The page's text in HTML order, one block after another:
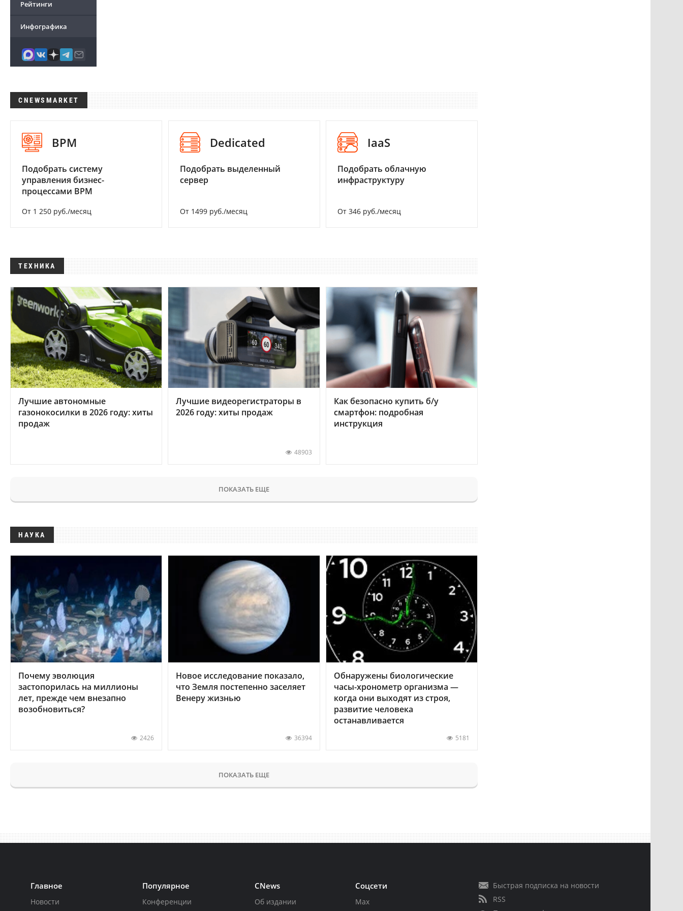
Рейтинги
Инфографика
CNEWSMARKET
BPM
Подобрать систему
управления бизнес-
процессами BPM
От 1 250 руб./месяц
Dedicated
Подобрать выделенный
сервер
От 1499 руб./месяц
IaaS
Подобрать облачную
инфраструктуру
От 346 руб./месяц
ТЕХНИКА
Лучшие автономные
газонокосилки в 2026 году: хиты
продаж
Лучшие видеорегистраторы в
2026 году: хиты продаж
48903
Как безопасно купить б/у
смартфон: подробная
инструкция
ПОКАЗАТЬ ЕЩЕ
НАУКА
Почему эволюция
застопорилась на миллионы
лет, прежде чем внезапно
возобновиться?
2426
Новое исследование показало,
что Земля постепенно заселяет
Венеру жизнью
36394
Обнаружены биологические
часы-хронометр организма —
когда они выходят из строя,
развитие человека
останавливается
5181
ПОКАЗАТЬ ЕЩЕ
Главное
Новости
Популярное
Конференции
CNews
Об издании
Соцсети
Max
Быстрая подписка на новости
RSS